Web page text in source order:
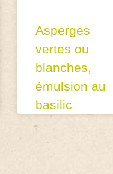
Asperges
vertes ou
blanches,
émulsion au
basilic